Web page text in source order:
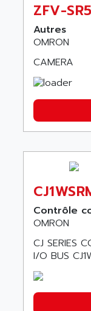
ZFV-
Autres
OMRON
CAMERA
Contrôle
OMRON
CJ SERIES
I/O BUS